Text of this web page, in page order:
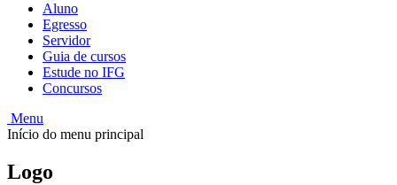
Aluno
Egresso
Servidor
Guia de cursos
Estude no IFG
Concursos
Menu
Início do menu principal
Logo